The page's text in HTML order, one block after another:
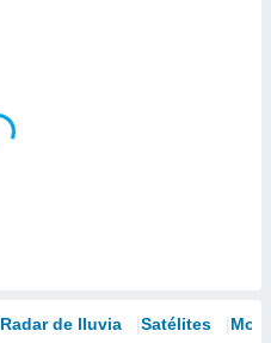
Radar de lluvia Satélites